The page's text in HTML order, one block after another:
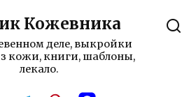
Кожевника
деле, выкройки
кожи, книги, шаблоны,
лекало.